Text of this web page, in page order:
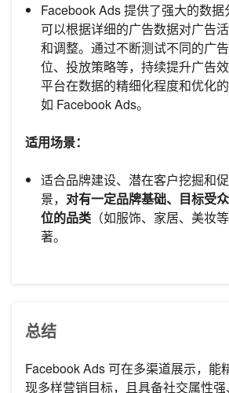
Facebook Ads 提供了强大的数
可以根据详细的广告数据对广告
和调整。通过不断测试不同的广
位、投放策略等，持续提升广告
平台在数据的精细化程度和优化
如 Facebook Ads。
适用场景：
适合品牌建设、潜在客户挖掘和
景， 对有一定品牌基础、目标受
位的品类 （如服饰、家居、美妆
著。
总结
Facebook Ads 可在多渠道展示，能
现多样营销目标，且具备社交属性